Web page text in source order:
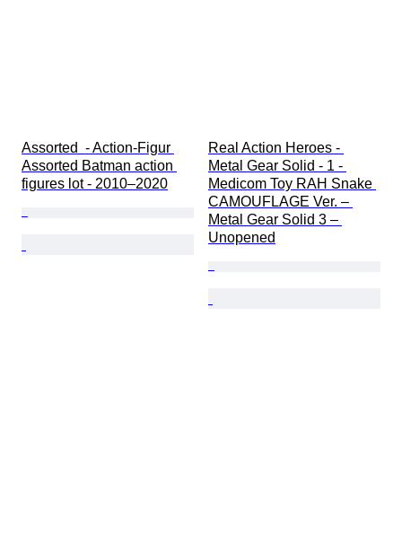
Assorted  - Action-Figur
Assorted Batman action
figures lot - 2010–2020
Real Action Heroes -
Metal Gear Solid - 1 -
Medicom Toy RAH Snake
CAMOUFLAGE Ver. –
Metal Gear Solid 3 –
Unopened